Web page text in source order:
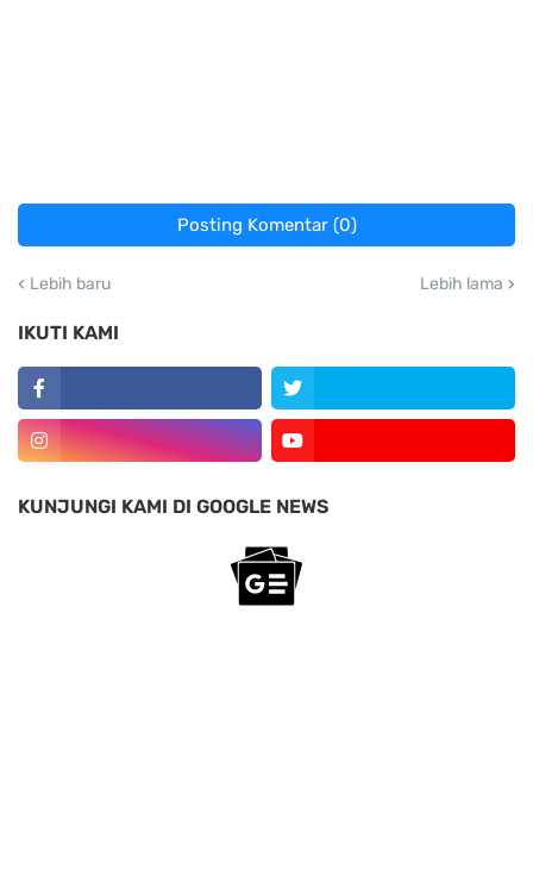
Posting Komentar (0)
Lebih baru Lebih lama
IKUTI KAMI
KUNJUNGI KAMI DI GOOGLE NEWS